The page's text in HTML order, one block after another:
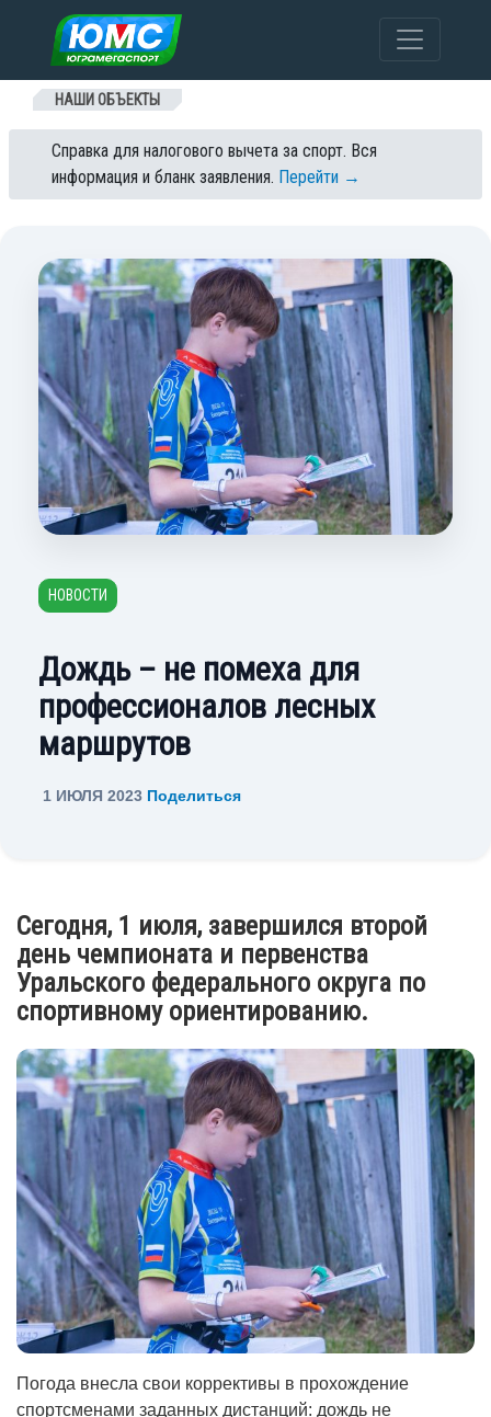
Перейти к содержанию
НАШИ ОБЪЕКТЫ
Справка для налогового вычета за спорт. Вся
информация и бланк заявления. Перейти →
НОВОСТИ
Дождь – не помеха для
профессионалов лесных
маршрутов
1 ИЮЛЯ 2023 Поделиться
Сегодня, 1 июля, завершился второй
день чемпионата и первенства
Уральского федерального округа по
спортивному ориентированию.
Погода внесла свои коррективы в прохождение
спортсменами заданных дистанций: дождь не